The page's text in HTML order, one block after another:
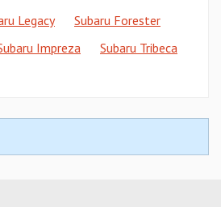
Legacy
Subaru Forester
Impreza
Subaru Tribeca